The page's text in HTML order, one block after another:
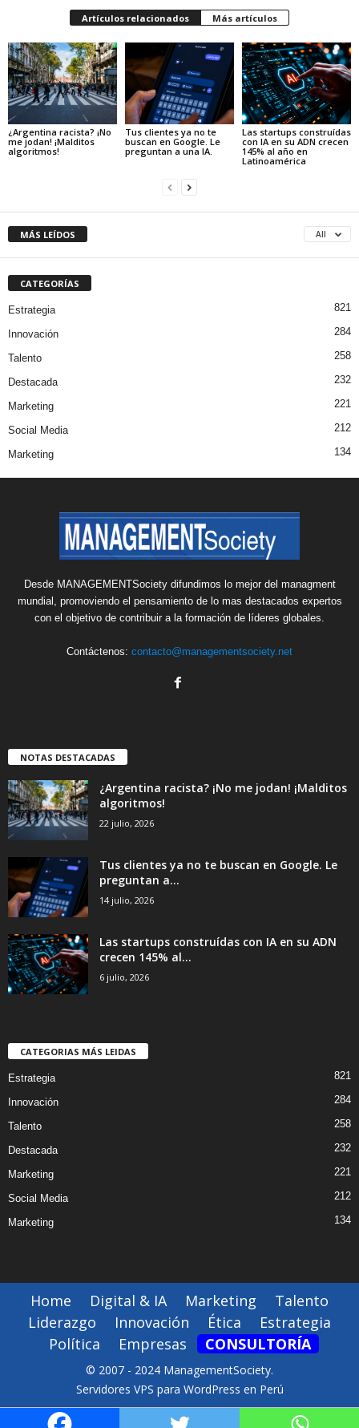
Artículos relacionados Más artículos
¿Argentina racista? ¡No
me jodan! ¡Malditos
algoritmos!
Tus clientes ya no te
buscan en Google. Le
preguntan a una IA.
Las startups construídas
con IA en su ADN crecen
145% al año en
Latinoamérica
MÁS LEÍDOS All
CATEGORÍAS
Estrategia 821
Innovación 284
Talento 258
Destacada 232
Marketing 221
Social Media 212
Marketing 134
Desde MANAGEMENTSociety difundimos lo mejor del managment
mundial, promoviendo el pensamiento de lo mas destacados expertos
con el objetivo de contribuir a la formación de líderes globales.
Contáctenos: contacto@managementsociety.net
NOTAS DESTACADAS
¿Argentina racista? ¡No me jodan! ¡Malditos
algoritmos!
22 julio, 2026
Tus clientes ya no te buscan en Google. Le
preguntan a...
14 julio, 2026
Las startups construídas con IA en su ADN
crecen 145% al...
6 julio, 2026
CATEGORIAS MÁS LEIDAS
Estrategia 821
Innovación 284
Talento 258
Destacada 232
Marketing 221
Social Media 212
Marketing 134
Home Digital & IA Marketing
Talento
Liderazgo
Innovación Ética
Estrategia
Política
Empresas CONSULTORÍA
© 2007 - 2024 ManagementSociety.
Servidores VPS para WordPress en Perú